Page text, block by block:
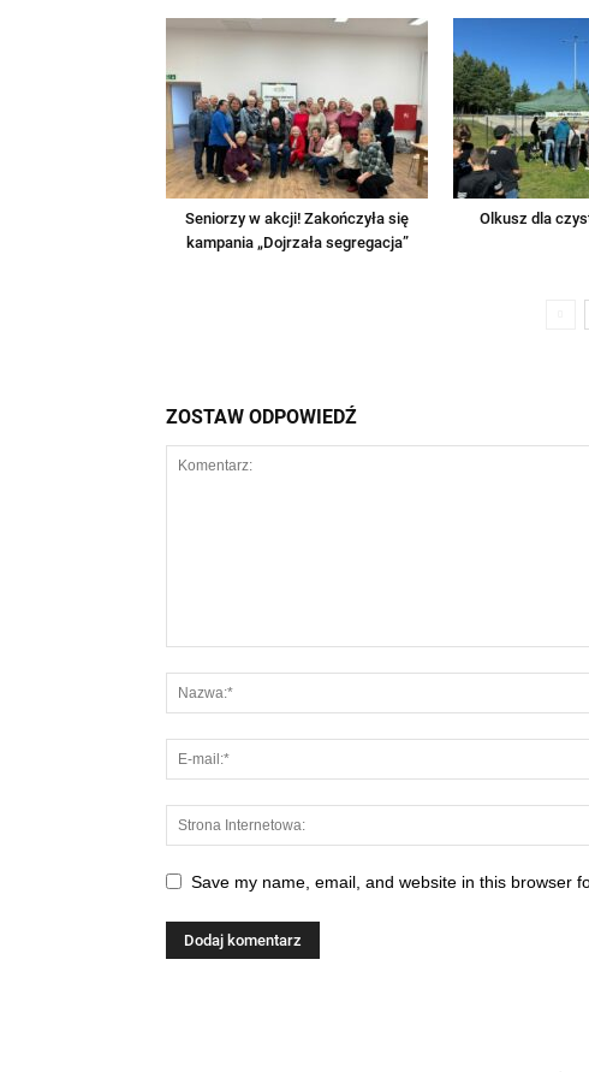
Seniorzy w akcji! Zakończyła się
kampania „Dojrzała segregacja”
Olkusz dla
ZOSTAW ODPOWIEDŹ
Save my name, email, and website in this browser